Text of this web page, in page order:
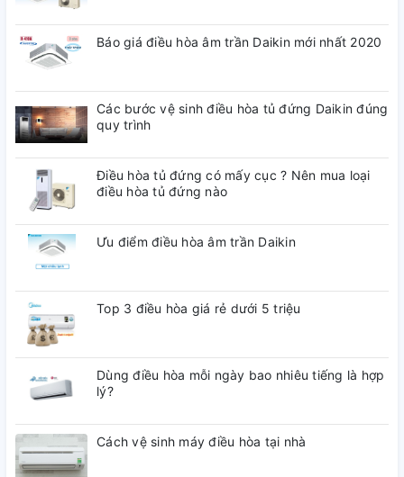
Báo giá điều hòa âm trần Daikin mới nhất 2020
Các bước vệ sinh điều hòa tủ đứng Daikin đúng
quy trình
Điều hòa tủ đứng có mấy cục ? Nên mua loại
điều hòa tủ đứng nào
Ưu điểm điều hòa âm trần Daikin
Top 3 điều hòa giá rẻ dưới 5 triệu
Dùng điều hòa mỗi ngày bao nhiêu tiếng là hợp
lý?
Cách vệ sinh máy điều hòa tại nhà